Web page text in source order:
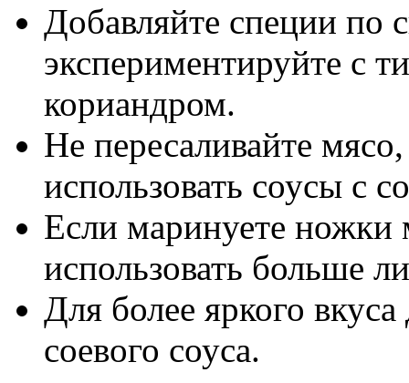
Добавляйте специи по
экспериментируйте с
кориандром.
Не пересаливайте
использовать соусы с
Если маринуете
использовать больше
Для более яркого
соевого соуса.